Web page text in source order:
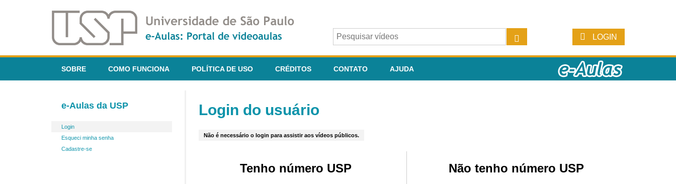
LOGIN
SOBRE COMO FUNCIONA POLÍTICA DE USO CRÉDITOS CONTATO AJUDA
e-Aulas da USP
Login
Esqueci minha senha
Cadastre-se
Login do usuário
Não é necessário o login para assistir aos vídeos públicos.
Tenho número USP Não tenho número USP